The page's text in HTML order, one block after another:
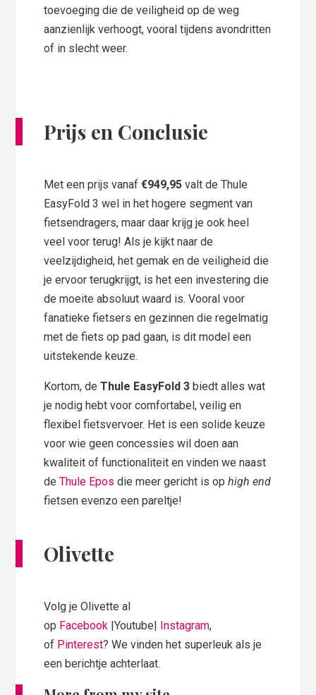
toevoeging die de veiligheid op de weg
aanzienlijk verhoogt, vooral tijdens avondritten
of in slecht weer.
Prijs en Conclusie
Met een prijs vanaf€949,95 valt de Thule
EasyFold 3 wel in het hogere segment van
fietsendragers, maar daar krijg je ook heel
veel voor terug! Als je kijkt naar de
veelzijdigheid, het gemak en de veiligheid die
je ervoor terugkrijgt, is het een investering die
de moeite absoluut waard is. Vooral voor
fanatieke fietsers en gezinnen die regelmatig
met de fiets op pad gaan, is dit model een
uitstekende keuze.
Kortom, deThule EasyFold 3 biedt alles wat
je nodig hebt voor comfortabel, veilig en
flexibel fietsvervoer. Het is een solide keuze
voor wie geen concessies wil doen aan
kwaliteit of functionaliteit en vinden we naast
deThule Epos die meer gericht is ophigh end
fietsen evenzo een pareltje!
Olivette
Volg je Olivette al
op Facebook |Youtube| Instagram,
of Pinterest? We vinden het superleuk als je
een berichtje achterlaat.